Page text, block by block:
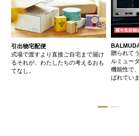
引出物宅配便
式場で渡すより直接ご自宅まで届け
るそれが、わたしたちの考えるおも
てなし。
贈られて
ルミュー
機能性で
ばれていま